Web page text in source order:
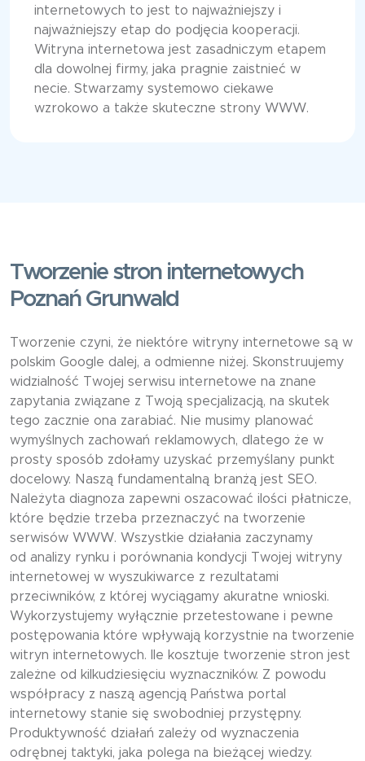
internetowych to jest to najważniejszy i
najważniejszy etap do podjęcia kooperacji.
Witryna internetowa jest zasadniczym etapem
dla dowolnej firmy, jaka pragnie zaistnieć w
necie. Stwarzamy systemowo ciekawe
wzrokowo a także skuteczne strony WWW.
Tworzenie stron internetowych
Poznań Grunwald
Tworzenie czyni, że niektóre witryny internetowe są w
polskim Google dalej, a odmienne niżej. Skonstruujemy
widzialność Twojej serwisu internetowe na znane
zapytania związane z Twoją specjalizacją, na skutek
tego zacznie ona zarabiać. Nie musimy planować
wymyślnych zachowań reklamowych, dlatego że w
prosty sposób zdołamy uzyskać przemyślany punkt
docelowy. Naszą fundamentalną branżą jest SEO.
Należyta diagnoza zapewni oszacować ilości płatnicze,
które będzie trzeba przeznaczyć na tworzenie
serwisów WWW. Wszystkie działania zaczynamy
od analizy rynku i porównania kondycji Twojej witryny
internetowej w wyszukiwarce z rezultatami
przeciwników, z której wyciągamy akuratne wnioski.
Wykorzystujemy wyłącznie przetestowane i pewne
postępowania które wpływają korzystnie na tworzenie
witryn internetowych. Ile kosztuje tworzenie stron jest
zależne od kilkudziesięciu wyznaczników. Z powodu
współpracy z naszą agencją Państwa portal
internetowy stanie się swobodniej przystępny.
Produktywność działań zależy od wyznaczenia
odrębnej taktyki, jaka polega na bieżącej wiedzy.